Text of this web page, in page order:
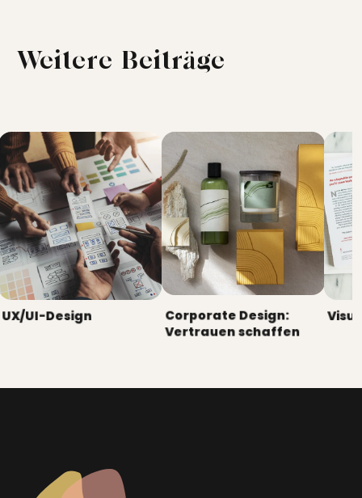
Weitere Beiträge
UX/UI-Design
Corporate Design:
Vertrauen schaffen